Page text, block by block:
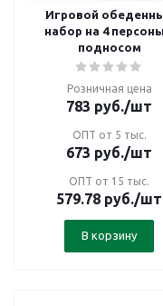
Игровой
набор на 4
подносом
Розничная цена
783 руб./шт
ОПТ от 5 тыс.
673 руб./шт
ОПТ от 15 тыс.
579.78 руб./шт
В корзину